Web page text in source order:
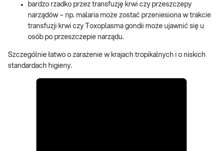
bardzo rzadko przez transfuzję krwi czy przeszczepy
narządów – np. malaria może zostać przeniesiona w trakcie
transfuzji krwi czy Toxoplasma gondii może ujawnić się u
osób po przeszczepie narządu.
Szczególnie łatwo o zarażenie w krajach tropikalnych i o niskich
standardach higieny.